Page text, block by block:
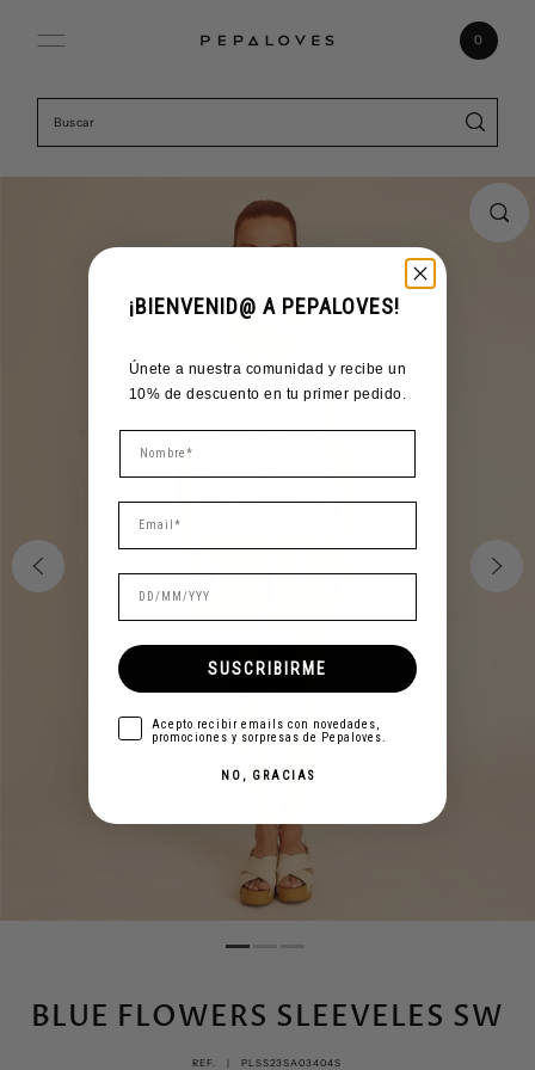
0
BLUE FLOWERS SLEEVELES SW
REF. | PLSS23SA03404S
¡BIENVENID@ A PEPALOVES!
Únete a nuestra comunidad y recibe un
10% de descuento en tu primer pedido.
SUSCRIBIRME
aceptarAcepto recibir emails con novedades,
promociones y sorpresas de Pepaloves.
NO, GRACIAS